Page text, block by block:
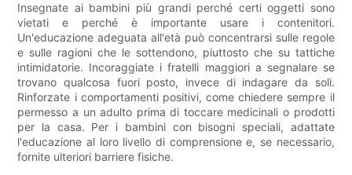
Insegnate ai bambini più grandi perché certi oggetti sono
vietati e perché è importante usare i contenitori.
Un'educazione adeguata all'età può concentrarsi sulle regole
e sulle ragioni che le sottendono, piuttosto che su tattiche
intimidatorie. Incoraggiate i fratelli maggiori a segnalare se
trovano qualcosa fuori posto, invece di indagare da soli.
Rinforzate i comportamenti positivi, come chiedere sempre il
permesso a un adulto prima di toccare medicinali o prodotti
per la casa. Per i bambini con bisogni speciali, adattate
l'educazione al loro livello di comprensione e, se necessario,
fornite ulteriori barriere fisiche.